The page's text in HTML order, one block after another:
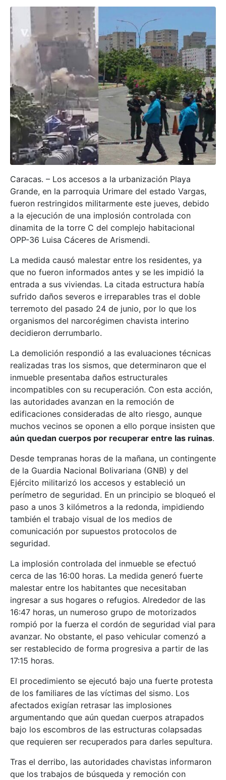
Caracas. – Los accesos a la urbanización Playa
Grande, en la parroquia Urimare del estado Vargas,
fueron restringidos militarmente este jueves, debido
a la ejecución de una implosión controlada con
dinamita de la torre C del complejo habitacional
OPP-36 Luisa Cáceres de Arismendi.
La medida causó malestar entre los residentes, ya
que no fueron informados antes y se les impidió la
entrada a sus viviendas. La citada estructura había
sufrido daños severos e irreparables tras el doble
terremoto del pasado 24 de junio, por lo que los
organismos del narcorégimen chavista interino
decidieron derrumbarlo.
La demolición respondió a las evaluaciones técnicas
realizadas tras los sismos, que determinaron que el
inmueble presentaba daños estructurales
incompatibles con su recuperación. Con esta acción,
las autoridades avanzan en la remoción de
edificaciones consideradas de alto riesgo, aunque
muchos vecinos se oponen a ello porque insisten que
aún quedan cuerpos por recuperar entre las ruinas.
Desde tempranas horas de la mañana, un contingente
de la Guardia Nacional Bolivariana (GNB) y del
Ejército militarizó los accesos y estableció un
perímetro de seguridad. En un principio se bloqueó el
paso a unos 3 kilómetros a la redonda, impidiendo
también el trabajo visual de los medios de
comunicación por supuestos protocolos de
seguridad.
La implosión controlada del inmueble se efectuó
cerca de las 16:00 horas. La medida generó fuerte
malestar entre los habitantes que necesitaban
ingresar a sus hogares o refugios. Alrededor de las
16:47 horas, un numeroso grupo de motorizados
rompió por la fuerza el cordón de seguridad vial para
avanzar. No obstante, el paso vehicular comenzó a
ser restablecido de forma progresiva a partir de las
17:15 horas.
El procedimiento se ejecutó bajo una fuerte protesta
de los familiares de las víctimas del sismo. Los
afectados exigían retrasar las implosiones
argumentando que aún quedan cuerpos atrapados
bajo los escombros de las estructuras colapsadas
que requieren ser recuperados para darles sepultura.
Tras el derribo, las autoridades chavistas informaron
que los trabajos de búsqueda y remoción con